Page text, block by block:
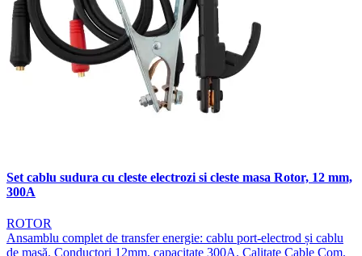
Set cablu sudura cu cleste electrozi si cleste masa Rotor, 12 mm,
300A
ROTOR
Ansamblu complet de transfer energie: cablu port-electrod și cablu
de masă. Conductori 12mm, capacitate 300A. Calitate Cable Com.